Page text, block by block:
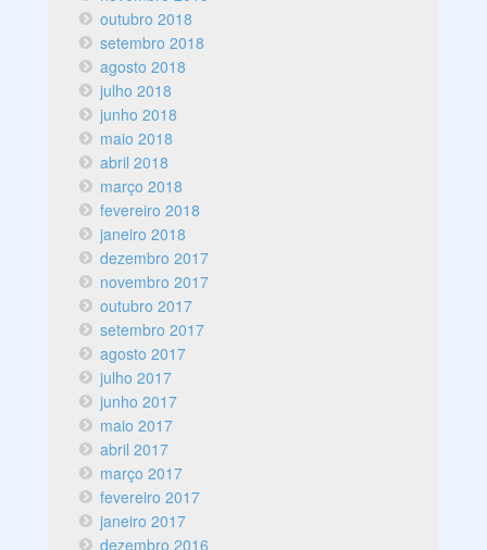
outubro 2018
setembro 2018
agosto 2018
julho 2018
junho 2018
maio 2018
abril 2018
março 2018
fevereiro 2018
janeiro 2018
dezembro 2017
novembro 2017
outubro 2017
setembro 2017
agosto 2017
julho 2017
junho 2017
maio 2017
abril 2017
março 2017
fevereiro 2017
janeiro 2017
dezembro 2016